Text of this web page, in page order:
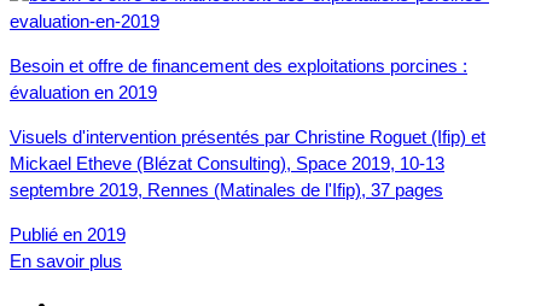
Besoin et offre de financement des exploitations porcines :
évaluation en 2019
Visuels d'intervention présentés par Christine Roguet (Ifip) et
Mickael Etheve (Blézat Consulting), Space 2019, 10-13
septembre 2019, Rennes (Matinales de l'Ifip), 37 pages
Publié en 2019
En savoir plus